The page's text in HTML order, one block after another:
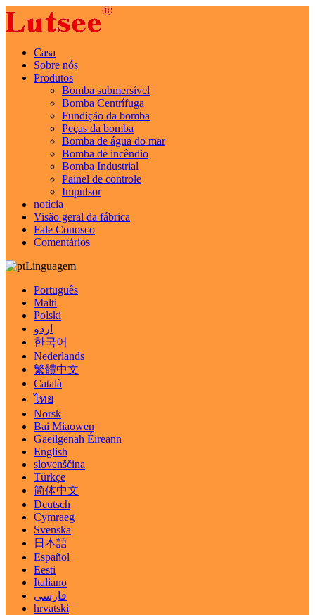
Casa
Sobre nós
Produtos
Bomba submersível
Bomba Centrífuga
Fundição da bomba
Peças da bomba
Bomba de água do mar
Bomba de incêndio
Bomba Industrial
Painel de controle
Impulsor
notícia
Visão geral da fábrica
Fale Conosco
Comentários
Linguagem
Português
Malti
Polski
اردو
한국어
Nederlands
繁體中文
Català
ไทย
Norsk
Bai Miaowen
Gaeilgenah Éireann
English
slovenščina
Türkçe
简体中文
Deutsch
Cymraeg
Svenska
日本語
Español
Eesti
Italiano
فارسی
hrvatski